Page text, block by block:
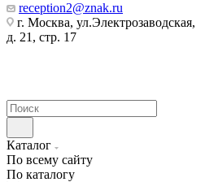
reception2@znak.ru
г. Москва, ул.Электрозаводская,
д. 21, стр. 17
Каталог
По всему сайту
По каталогу